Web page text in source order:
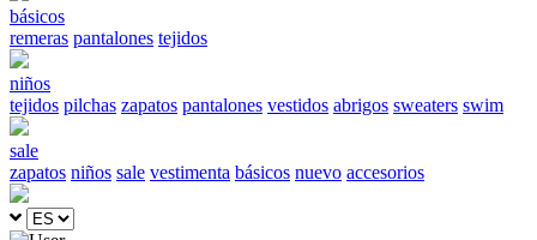
básicos
remeras pantalones tejidos
niños
tejidos pilchas zapatos pantalones vestidos abrigos sweaters swim
sale
zapatos niños sale vestimenta básicos nuevo accesorios